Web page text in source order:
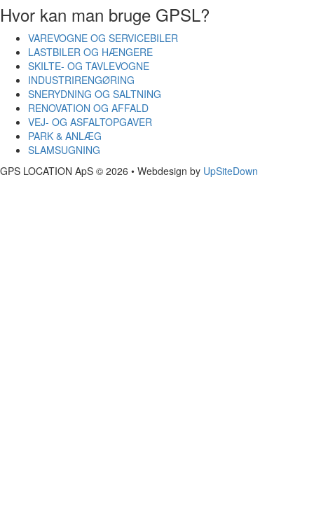
Hvor kan man bruge GPSL?
VAREVOGNE OG SERVICEBILER
LASTBILER OG HÆNGERE
SKILTE- OG TAVLEVOGNE
INDUSTRIRENGØRING
SNERYDNING OG SALTNING
RENOVATION OG AFFALD
VEJ- OG ASFALTOPGAVER
PARK & ANLÆG
SLAMSUGNING
GPS LOCATION ApS © 2026 • Webdesign by UpSiteDown